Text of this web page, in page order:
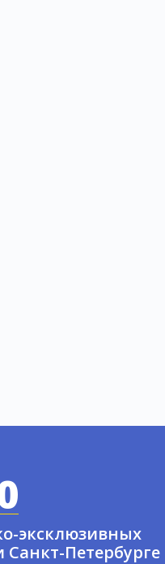
эксклюзивных
Санкт-Петербурге